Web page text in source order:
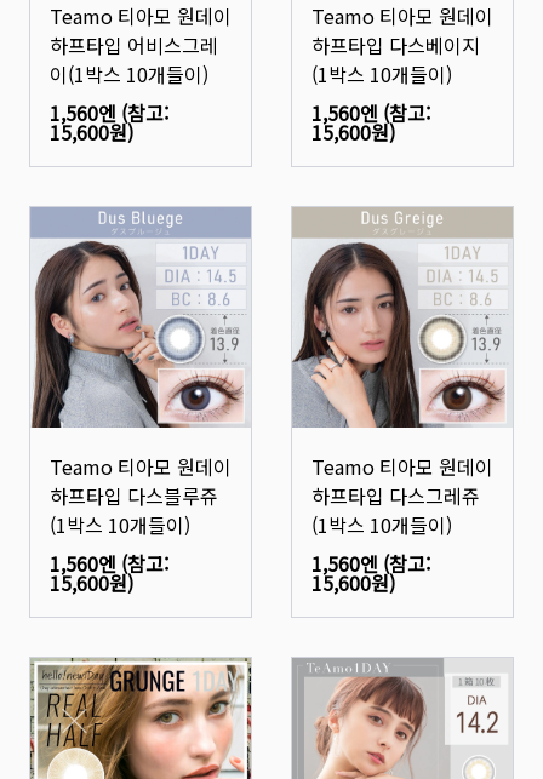
Teamo 티아모 원데이
하프타입 어비스그레
이(1박스 10개들이)
1,560엔 (참고:
15,600원)
Teamo 티아모 원데이
하프타입 다스베이지
(1박스 10개들이)
1,560엔 (참고:
15,600원)
Teamo 티아모 원데이
하프타입 다스블루쥬
(1박스 10개들이)
1,560엔 (참고:
15,600원)
Teamo 티아모 원데이
하프타입 다스그레쥬
(1박스 10개들이)
1,560엔 (참고:
15,600원)